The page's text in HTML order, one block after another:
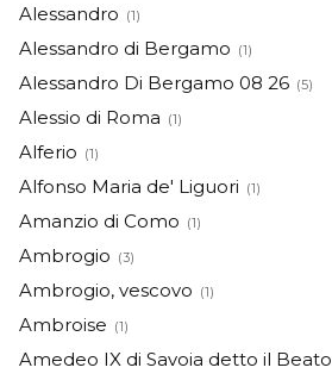
Alessandro (1)
Alessandro di Bergamo (1)
Alessandro Di Bergamo 08 26 (5)
Alessio di Roma (1)
Alferio (1)
Alfonso Maria de' Liguori (1)
Amanzio di Como (1)
Ambrogio (3)
Ambrogio, vescovo (1)
Ambroise (1)
Amedeo IX di Savoia detto il Beato